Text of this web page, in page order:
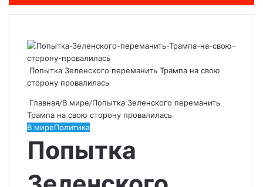
Попытка Зеленского переманить Трампа на свою
сторону провалилась
Главная/В мире/Попытка Зеленского переманить
Трампа на свою сторону провалилась
В миреПолитика
Попытка